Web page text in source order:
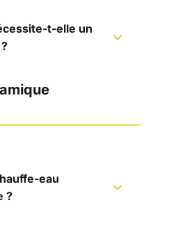
t-elle un
eau
?